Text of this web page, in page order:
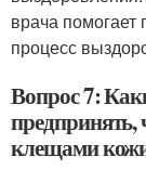
врача помогает
процесс
Вопрос 7:
предпринять,
клещами